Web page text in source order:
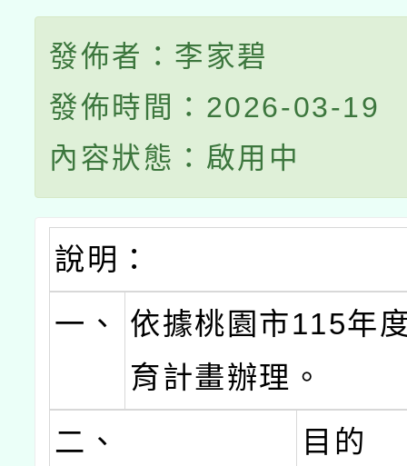
發佈者：李家碧
發佈時間：2026-03-19
內容狀態：啟用中
說明：
一、
依據桃園市115年
育計畫辦理。
二、
目的